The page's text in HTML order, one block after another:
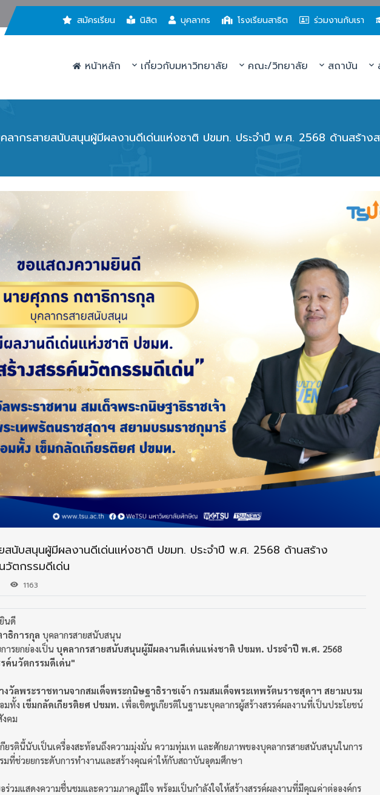
สมัครเรียน นิสิต บุคลากร โรงเรียนสาธิต ร่วมงานกับเรา
หน้าหลัก เกี่ยวกับมหาวิทยาลัย คณะ/วิทยาลัย สถาบัน
ลากรสายสนับสนุนผู้มีผลงานดีเด่นแห่งชาติ ปขมท. ประจำปี พ.ศ. 2568 ด้านสร้าง
สนับสนุนผู้มีผลงานดีเด่นแห่งชาติ ปขมท. ประจำปี พ.ศ. 2568 ด้านสร้าง
วัตกรรมดีเด่น
1163
นดี
ธิการกุล บุคลากรสายสนับสนุน
ารยกย่องเป็น บุคลากรสายสนับสนุนผู้มีผลงานดีเด่นแห่งชาติ ปขมท. ประจำปี พ.ศ. 2568
ค์นวัตกรรมดีเด่น"
งวัลพระราชทานจากสมเด็จพระกนิษฐาธิราชเจ้า กรมสมเด็จพระเทพรัตนราชสุดาฯ สยามบรม
มทั้ง เข็มกลัดเกียรติยศ ปขมท. เพื่อเชิดชูเกียรติในฐานะบุคลากรผู้สร้างสรรค์ผลงานที่เป็นประโยชน์
งคม
กียรตินี้นับเป็นเครื่องสะท้อนถึงความมุ่งมั่น ความทุ่มเท และศักยภาพของบุคลากรสายสนับสนุนในการ
ที่ช่วยยกระดับการทำงานและสร้างคุณค่าให้กับสถาบันอุดมศึกษา
ร่วมแสดงความชื่นชมและความภาคภูมิใจ พร้อมเป็นกำลังใจให้สร้างสรรค์ผลงานที่มีคุณค่าต่อองค์กร